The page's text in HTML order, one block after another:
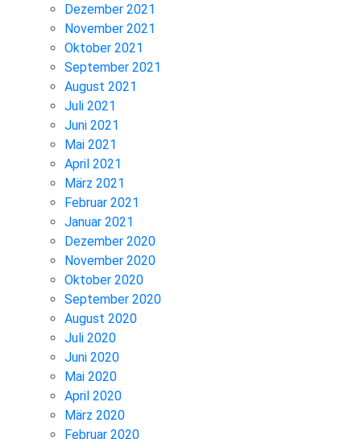
Dezember 2021
November 2021
Oktober 2021
September 2021
August 2021
Juli 2021
Juni 2021
Mai 2021
April 2021
März 2021
Februar 2021
Januar 2021
Dezember 2020
November 2020
Oktober 2020
September 2020
August 2020
Juli 2020
Juni 2020
Mai 2020
April 2020
März 2020
Februar 2020